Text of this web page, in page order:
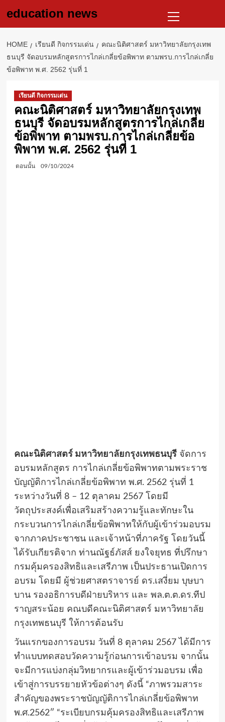
education news
Menu
HOME เรียนดี กิจกรรมเด่น
คณะนิติศาสตร์ มหาวิทยาลัยกรุงเทพ
ธนบุรี จัดอบรมหลักสูตรการไกล่เกลี่ยข้อพิพาท ตามพรบ.การไกล่เกลี่ย
ข้อพิพาท พ.ศ. 2562 รุ่นที่ 1
เรียนดี กิจกรรมเด่น
คณะนิติศาสตร์ มหาวิทยาลัยกรุงเทพ
ธนบุรี จัดอบรมหลักสูตรการไกล่เกลี่ย
ข้อพิพาท ตามพรบ.การไกล่เกลี่ยข้อ
พิพาท พ.ศ. 2562 รุ่นที่ 1
ตอนนั้น 09/10/2024
คณะนิติศาสตร์ มหาวิทยาลัยกรุงเทพธนบุรีจัดการ
อบรมหลักสูตร การไกล่เกลี่ยข้อพิพาทตามพระราช
บัญญัติการไกล่เกลี่ยข้อพิพาท พ.ศ. 2562 รุ่นที่ 1
ระหว่างวันที่ 8 – 12 ตุลาคม 2567 โดยมี
วัตถุประสงค์เพื่อเสริมสร้างความรู้และทักษะใน
กระบวนการไกล่เกลี่ยข้อพิพาทให้กับผู้เข้าร่วมอบรม
จากภาคประชาชน และเจ้าหน้าที่ภาครัฐ โดยวันนี้
ได้รับเกียรติจาก ท่านณัฐธ์ภัสส์ ยงใจยุทธ ที่ปรึกษา
กรมคุ้มครองสิทธิและเสรีภาพ เป็นประธานเปิดการ
อบรม โดยมี ผู้ช่วยศาสตราจารย์ ดร.เสงี่ยม บุษบา
บาน รองอธิการบดีฝ่ายบริหาร และ พล.ต.ต.ดร.ทีป
ราญสระน้อย คณบดีคณะนิติศาสตร์ มหาวิทยาลัย
กรุงเทพธนบุรี ให้การต้อนรับ
วันแรกของการอบรม วันที่ 8 ตุลาคม 2567 ได้มีการ
ทำแบบทดสอบวัดความรู้ก่อนการเข้าอบรม จากนั้น
จะมีการแบ่งกลุ่มวิทยากรและผู้เข้าร่วมอบรม เพื่อ
เข้าสู่การบรรยายหัวข้อต่างๆ ดังนี้ “ภาพรวมสาระ
สำคัญของพระราชบัญญัติการไกล่เกลี่ยข้อพิพาท
พ.ศ.2562″ “ระเบียบกรมคุ้มครองสิทธิและเสรีภาพ